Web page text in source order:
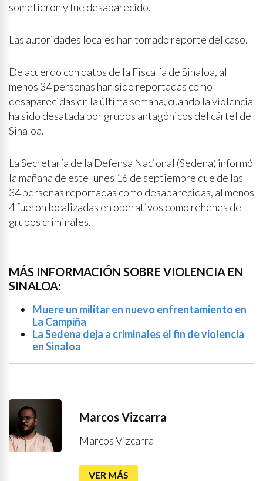
sometieron y fue desaparecido.
Las autoridades locales han tomado reporte del caso.
De acuerdo con datos de la Fiscalía de Sinaloa, al
menos 34 personas han sido reportadas como
desaparecidas en la última semana, cuando la violencia
ha sido desatada por grupos antagónicos del cártel de
Sinaloa.
La Secretaría de la Defensa Nacional (Sedena) informó
la mañana de este lunes 16 de septiembre que de las
34 personas reportadas como desaparecidas, al menos
4 fueron localizadas en operativos como rehenes de
grupos criminales.
MÁS INFORMACIÓN SOBRE VIOLENCIA EN
SINALOA:
Muere un militar en nuevo enfrentamiento en
La Campiña
La Sedena deja a criminales el fin de violencia
en Sinaloa
Marcos Vizcarra
Marcos Vizcarra
VER MÁS